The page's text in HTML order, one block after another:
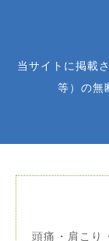
当サイトに掲載
等）の無
頭痛・肩こり